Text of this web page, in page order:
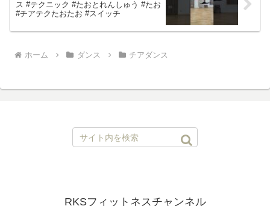
ス #テクニック #たおとれんしゅう #たお
#チアテクたおたお #スイッチ
ホーム ダンス チアダンス
RKSフィットネスチャンネル